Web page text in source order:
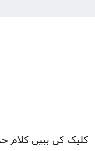
کلیک کن ببین کلام